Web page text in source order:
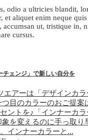
odio a ultricies blandit,
et aliquet enim neque
accumsan ut, tristique in,
cursus.
チェンジ」で新しい自分を
エアーは「デザインカ
つ目のカラーのおご提案
ントを♪「インナーカ
を変えるのに手っ取り
インナーカラーと...